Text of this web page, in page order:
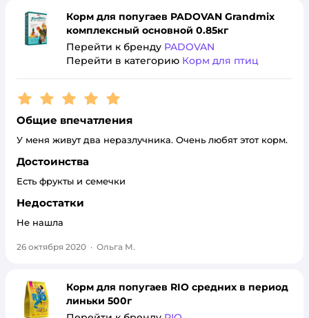
Корм для попугаев PADOVAN Grandmix
комплексный основной 0.85кг
Перейти к бренду PADOVAN
Перейти в категорию Корм для птиц
Рейтинг:5
Общие впечатления
У меня живут два неразлучника. Очень любят этот корм.
Достоинства
Есть фрукты и семечки
Недостатки
Не нашла
26 октября 2020 · Ольга М.
Корм для попугаев RIO средних в период
линьки 500г